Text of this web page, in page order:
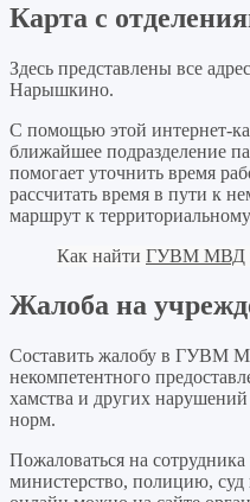
Карта с
Здесь представлены все
Нарышкино.
С помощью этой интернет-
ближайшее подразделение
помогает уточнить время
рассчитать время в пути к
маршрут к
Как найти ГУВМ МВД
Жалоба на
Составить жалобу в ГУВМ
некомпетентного
хамства и других
норм.
Пожаловаться на
министерство, полицию, суд